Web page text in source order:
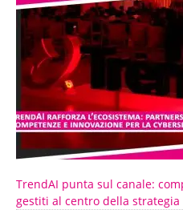
TrendAI punta sul canale:
gestiti al centro della strategia